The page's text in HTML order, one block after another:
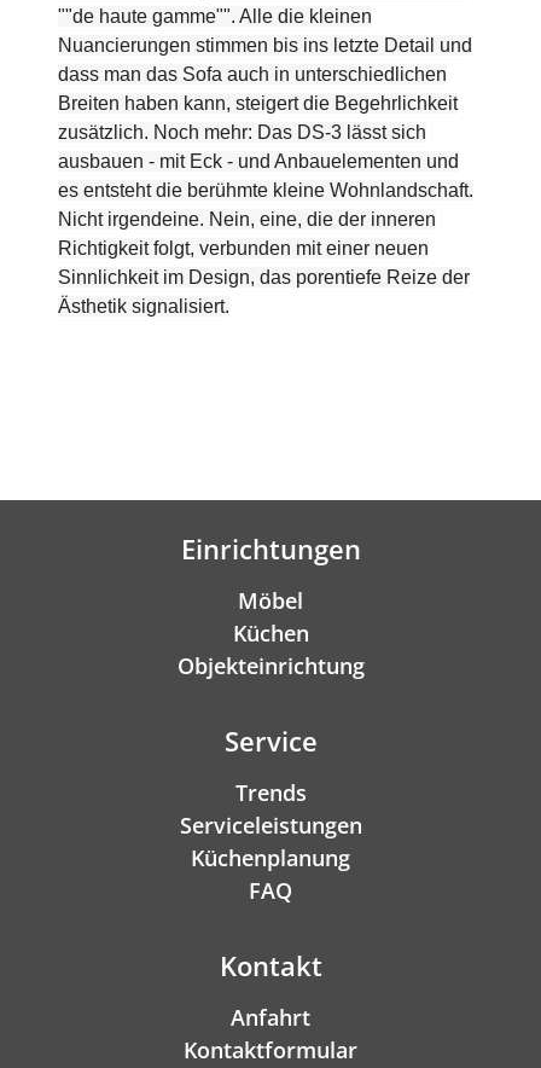
""de haute gamme"". Alle die kleinen
Nuancierungen stimmen bis ins letzte Detail und
dass man das Sofa auch in unterschiedlichen
Breiten haben kann, steigert die Begehrlichkeit
zusätzlich. Noch mehr: Das DS-3 lässt sich
ausbauen - mit Eck - und Anbauelementen und
es entsteht die berühmte kleine Wohnlandschaft.
Nicht irgendeine. Nein, eine, die der inneren
Richtigkeit folgt, verbunden mit einer neuen
Sinnlichkeit im Design, das porentiefe Reize der
Ästhetik signalisiert.
Einrichtungen
Möbel
Küchen
Objekteinrichtung
Service
Trends
Serviceleistungen
Küchenplanung
FAQ
Kontakt
Anfahrt
Kontaktformular